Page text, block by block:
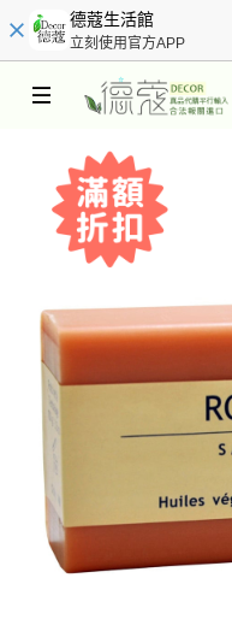
德蔻生活館
立刻使用官方APP